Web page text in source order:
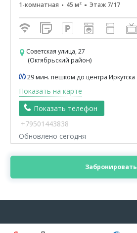
1-комнатная 45 м² Этаж 7/17
Советская улица, 27
(Октябрьский район)
29 мин. пешком до центра Иркутска
Показать на карте
Показать телефон
+79501443838
Обновлено сегодня
Забронировать